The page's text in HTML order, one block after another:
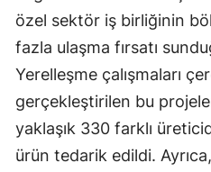
özel sektör iş birliğinin
fazla ulaşma fırsatı
Yerelleşme çalışmaları
gerçekleştirilen bu
yaklaşık 330 farklı
ürün tedarik edildi.